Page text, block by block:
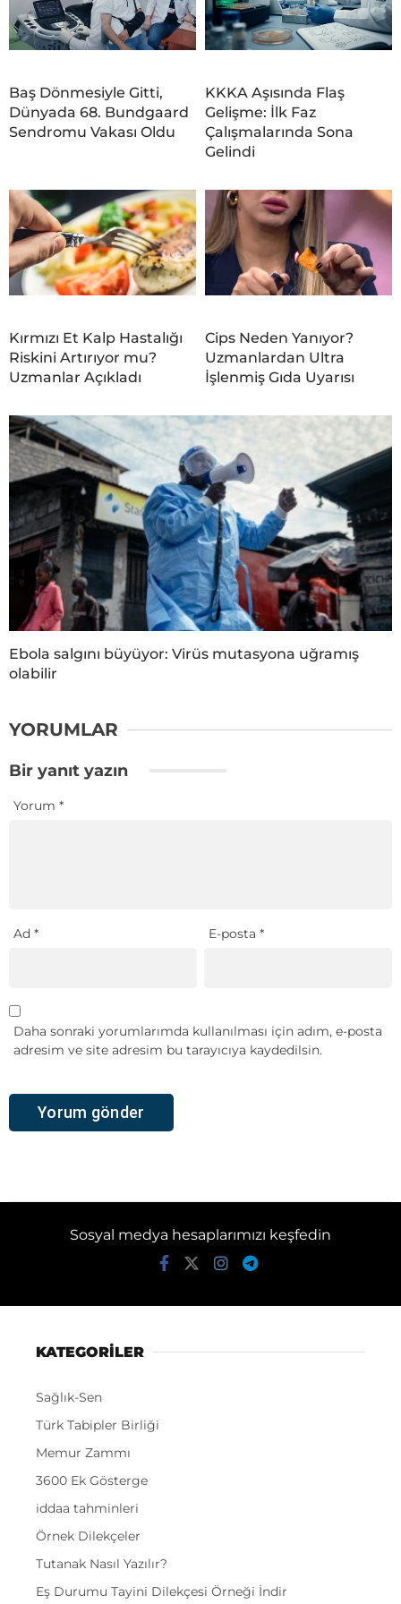
Baş Dönmesiyle Gitti,
Dünyada 68. Bundgaard
Sendromu Vakası Oldu
KKKA Aşısında Flaş
Gelişme: İlk Faz
Çalışmalarında Sona
Gelindi
Kırmızı Et Kalp Hastalığı
Riskini Artırıyor mu?
Uzmanlar Açıkladı
Cips Neden Yanıyor?
Uzmanlardan Ultra
İşlenmiş Gıda Uyarısı
Ebola salgını büyüyor: Virüs mutasyona uğramış
olabilir
YORUMLAR
Bir yanıt yazın
Yorum *
Ad * E-posta*
Daha sonraki yorumlarımda kullanılması için adım, e-posta
adresim ve site adresim bu tarayıcıya kaydedilsin.
Sosyal medya hesaplarımızı keşfedin
KATEGORİLER
Sağlık-Sen
Türk Tabipler Birliği
Memur Zammı
3600 Ek Gösterge
iddaa tahminleri
Örnek Dilekçeler
Tutanak Nasıl Yazılır?
Eş Durumu Tayini Dilekçesi Örneği İndir